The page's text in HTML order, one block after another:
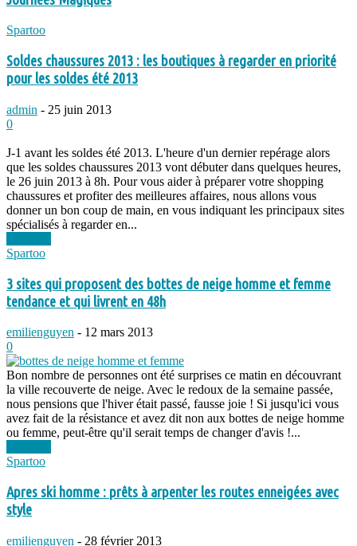
Spartoo
Soldes chaussures 2013 : les boutiques à regarder en priorité
pour les soldes été 2013
admin - 25 juin 2013
0
J-1 avant les soldes été 2013. L'heure d'un dernier repérage alors
que les soldes chaussures 2013 vont débuter dans quelques heures,
le 26 juin 2013 à 8h. Pour vous aider à préparer votre shopping
chaussures et profiter des meilleures affaires, nous allons vous
donner un bon coup de main, en vous indiquant les principaux sites
spécialisés à regarder en...
Spartoo
3 sites qui proposent des bottes de neige homme et femme
tendance et qui livrent en 48h
emilienguyen - 12 mars 2013
0
Bon nombre de personnes ont été surprises ce matin en découvrant
la ville recouverte de neige. Avec le redoux de la semaine passée,
nous pensions que l'hiver était passé, fausse joie ! Si jusqu'ici vous
avez fait de la résistance et avez dit non aux bottes de neige homme
ou femme, peut-être qu'il serait temps de changer d'avis !...
Spartoo
Apres ski homme : prêts à arpenter les routes enneigées avec
style
emilienguyen - 28 février 2013